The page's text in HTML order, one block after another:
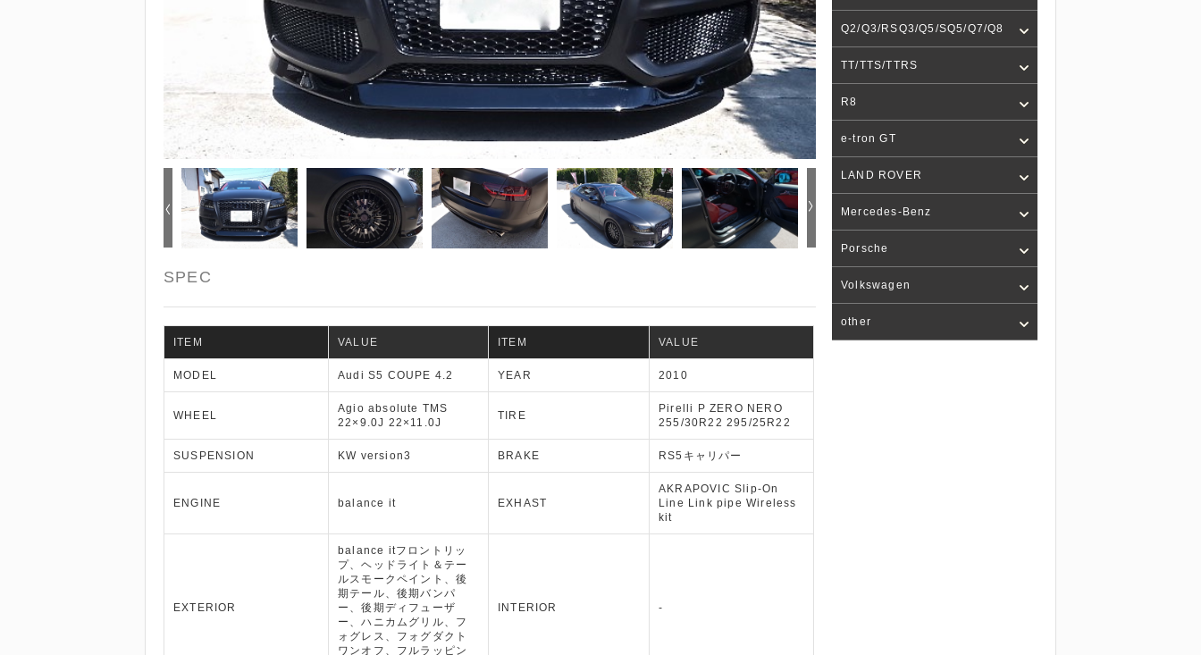
SPEC
ITEM VALUE ITEM VALUE
MODEL Audi S5 COUPE 4.2 YEAR 2010
WHEEL
Agio absolute TMS
22×9.0J 22×11.0J
TIRE
Pirelli P ZERO NERO
255/30R22 295/25R22
SUSPENSION KW version3 BRAKE RS5キャリパー
ENGINE balance it EXHAST
AKRAPOVIC Slip-On
Line Link pipe Wireless
kit
EXTERIOR
balance itフロントリッ
プ、ヘッドライト＆テー
ルスモークペイント、後
期テール、後期バンパ
ー、後期ディフューザ
ー、ハニカムグリル、フ
ォグレス、フォグダクト
ワンオフ、フルラッピン
INTERIOR -
Q2/Q3/RSQ3/Q5/SQ5/Q7/Q8
TT/TTS/TTRS
R8
e-tron GT
LAND ROVER
Mercedes-Benz
Porsche
Volkswagen
other